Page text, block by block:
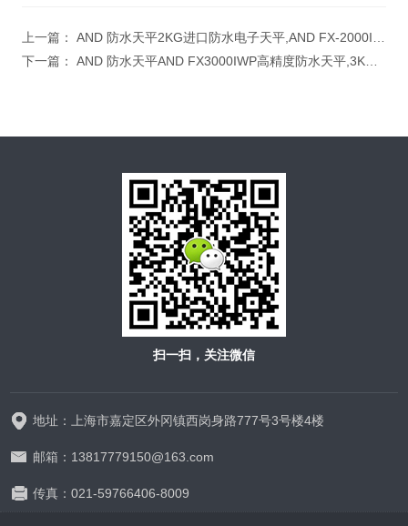
上一篇： AND 防水天平2KG进口防水电子天平,AND FX-2000IWP高精度防水电子天平
下一篇： AND 防水天平AND FX3000IWP高精度防水天平,3KG防水天平,日本AND防水天平
扫一扫，关注微信
地址：上海市嘉定区外冈镇西岗身路777号3号楼4楼
邮箱：13817779150@163.com
传真：021-59766406-8009